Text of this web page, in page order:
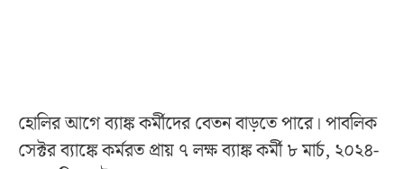
হোলির আগে ব্যাঙ্ক কর্মীদের বেতন বাড়তে পারে। পাবলিক
সেক্টর ব্যাঙ্কে কর্মরত প্রায় ৭ লক্ষ ব্যাঙ্ক কর্মী ৮ মার্চ, ২০২৪-